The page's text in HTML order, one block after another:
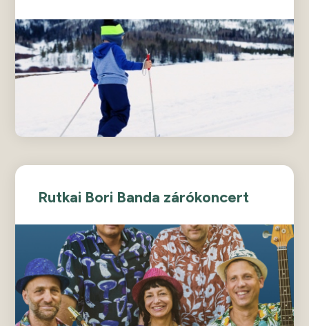
Rutkai Bori Banda zárókoncert